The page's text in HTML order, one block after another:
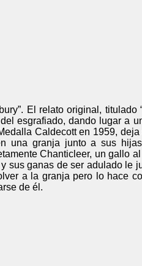
El relato original, titulado
esgrafiado, dando lugar a
Caldecott en 1959,
una granja junto a sus
Chanticleer, un gallo
sus ganas de ser adulado le
a la granja pero lo hace
de él.